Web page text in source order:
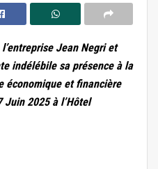
Jean Negri et
indélébile sa présence à la
économique et financière
Juin 2025 à l’Hôtel